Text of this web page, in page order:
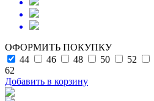
ОФОРМИТЬ ПОКУПКУ
44
46 48 50 52
62
Добавить в корзину